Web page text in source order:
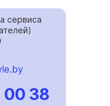
сервиса
00 38